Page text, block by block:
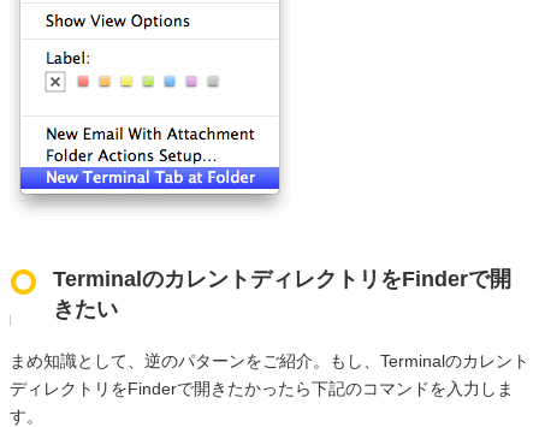
TerminalのカレントディレクトリをFinderで開
きたい
まめ知識として、逆のパターンをご紹介。もし、Terminalのカレント
ディレクトリをFinderで開きたかったら下記のコマンドを入力しま
す。